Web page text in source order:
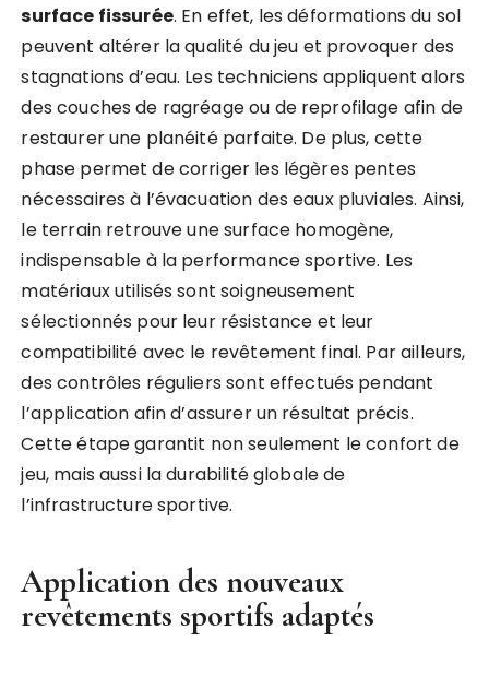
surface fissurée. En effet, les déformations du sol
peuvent altérer la qualité du jeu et provoquer des
stagnations d’eau. Les techniciens appliquent alors
des couches de ragréage ou de reprofilage afin de
restaurer une planéité parfaite. De plus, cette
phase permet de corriger les légères pentes
nécessaires à l’évacuation des eaux pluviales. Ainsi,
le terrain retrouve une surface homogène,
indispensable à la performance sportive. Les
matériaux utilisés sont soigneusement
sélectionnés pour leur résistance et leur
compatibilité avec le revêtement final. Par ailleurs,
des contrôles réguliers sont effectués pendant
l’application afin d’assurer un résultat précis.
Cette étape garantit non seulement le confort de
jeu, mais aussi la durabilité globale de
l’infrastructure sportive.
Application des nouveaux
revêtements sportifs adaptés